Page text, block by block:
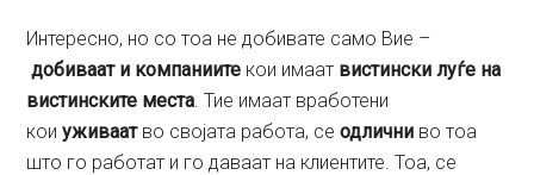
Интересно, но со тоа не добивате само Вие –
добиваат и компаниите кои имаат вистински луѓе на
вистинските места. Тие имаат вработени
коиуживаатво својата работа, сеодлични во тоа
што го работат и го даваат на клиентите. Тоа, се